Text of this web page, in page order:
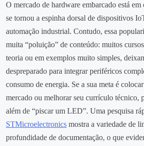
O mercado de hardware embarcado está
se tornou a espinha dorsal de dispositivos
automação industrial. Contudo, essa
muita “poluição” de conteúdo: muitos
teoria ou em exemplos muito simples,
despreparado para integrar periféricos
consumo de energia. Se a sua meta é
mercado ou melhorar seu currículo técnico,
além de “piscar um LED”. Uma pesquisa
STMicroelectronics mostra a variedade de
profundidade de documentação, o que